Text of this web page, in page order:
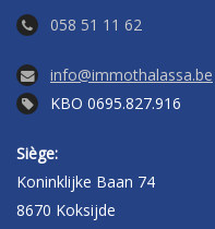
058 51 11 62
info@immothalassa.be
KBO 0695.827.916
Siège:
Koninklijke Baan 74
8670 Koksijde